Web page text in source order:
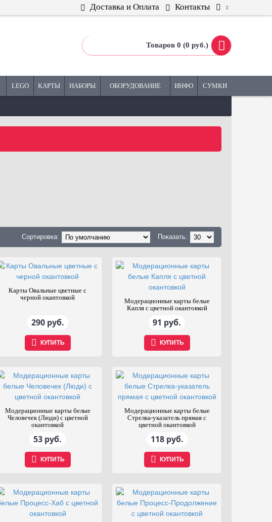
Доставка и Оплата Контакты
Товаров 0 (0 руб.)
LEGO КАРТЫ НАБОРЫ ОБОРУДОВАНИЕ ИНФО СУМКИ
Показать:
Сортировка:
Карты Овальные цветные с
черной окантовкой
290 руб.
КУПИТЬ
Модерационные карты белые
Капля с цветной окантовкой
91 руб.
КУПИТЬ
Модерационные карты белые
Человечек (Люди) с цветной
окантовкой
53 руб.
КУПИТЬ
Модерационные карты белые
Стрелка-указатель прямая с
цветной окантовкой
118 руб.
КУПИТЬ